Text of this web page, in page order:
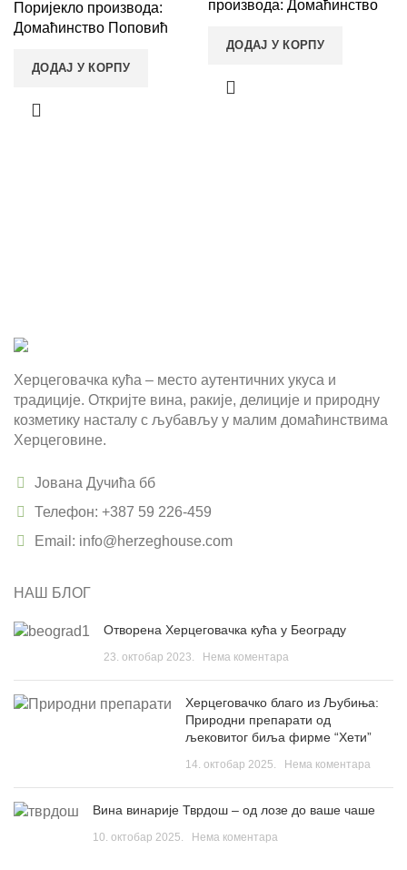
Поријекло производа:
Домаћинство Поповић
ДОДАЈ У КОРПУ
производа: Домаћинство
ДОДАЈ У КОРПУ
Херцеговачка кућа – место аутентичних укуса и
традиције. Откријте вина, ракије, делиције и природну
козметику насталу с љубављу у малим домаћинствима
Херцеговине.
Јована Дучића бб
Телефон: +387 59 226-459
Email: info@herzeghouse.com
НАШ БЛОГ
Отворена Херцеговачка кућа у Београду
23. октобар 2023. Нема коментара
Херцеговачко благо из Љубиња:
Природни препарати од
љековитог биља фирме “Хети”
14. октобар 2025. Нема коментара
Вина винарије Тврдош – од лозе до ваше чаше
10. октобар 2025. Нема коментара